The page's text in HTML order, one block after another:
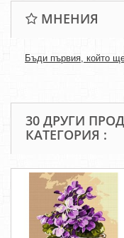
МНЕНИЯ
Бъди първия, който
30 ДРУГИ
КАТЕГОРИЯ :